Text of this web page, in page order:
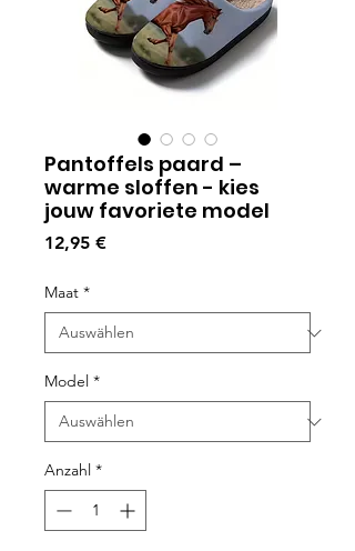
Pantoffels paard –
warme sloffen - kies
jouw favoriete model
12,95 €Preis
Maat *
Model *
Anzahl *